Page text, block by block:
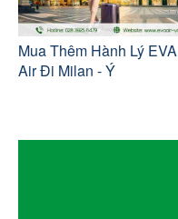
Mua Thêm Hành Lý EVA
Air Đi Milan - Ý